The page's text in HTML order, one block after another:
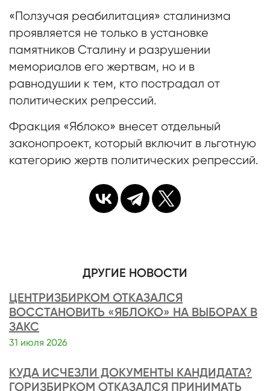
«Ползучая реабилитация» сталинизма
проявляется не только в установке
памятников Сталину и разрушении
мемориалов его жертвам, но и в
равнодушии к тем, кто пострадал от
политических репрессий.
Фракция «Яблоко» внесет отдельный
законопроект, который включит в льготную
категорию жертв политических репрессий.
ДРУГИЕ НОВОСТИ
ЦЕНТРИЗБИРКОМ ОТКАЗАЛСЯ
ВОССТАНОВИТЬ «ЯБЛОКО» НА ВЫБОРАХ В
ЗАКС
31 июля 2026
КУДА ИСЧЕЗЛИ ДОКУМЕНТЫ КАНДИДАТА?
ГОРИЗБИРКОМ ОТКАЗАЛСЯ ПРИНИМАТЬ